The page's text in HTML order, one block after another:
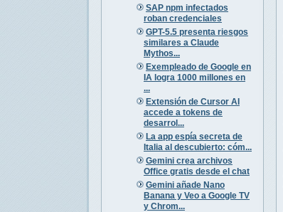
SAP npm infectados
roban credenciales
GPT-5.5 presenta riesgos
similares a Claude
Mythos...
Exempleado de Google en
IA logra 1000 millones en
...
Extensión de Cursor AI
accede a tokens de
desarrol...
La app espía secreta de
Italia al descubierto: cóm...
Gemini crea archivos
Office gratis desde el chat
Gemini añade Nano
Banana y Veo a Google TV
y Chrom...